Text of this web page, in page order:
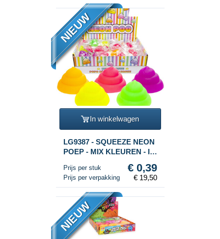
NIEUW
In winkelwagen
LG9387 - SQUEEZE NEON
POEP - MIX KLEUREN - IN
Prijs per stuk € 0,39
Prijs per verpakking € 19,50
NIEUW